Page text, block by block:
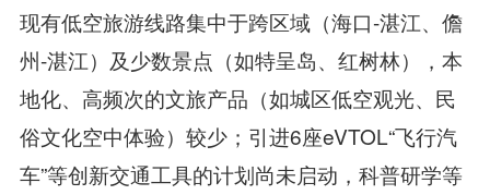
现有低空旅游线路集中于跨区域（海口-湛江、儋
州-湛江）及少数景点（如特呈岛、红树林），本
地化、高频次的文旅产品（如城区低空观光、民
俗文化空中体验）较少；引进6座eVTOL“飞行汽
车”等创新交通工具的计划尚未启动，科普研学等